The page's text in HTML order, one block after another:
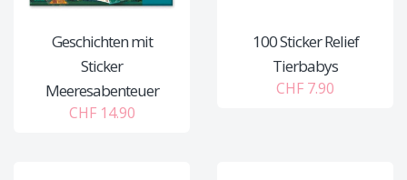
Geschichten mit
Sticker
Meeresabenteuer
CHF 14.90
100 Sticker Relief
Tierbabys
CHF 7.90